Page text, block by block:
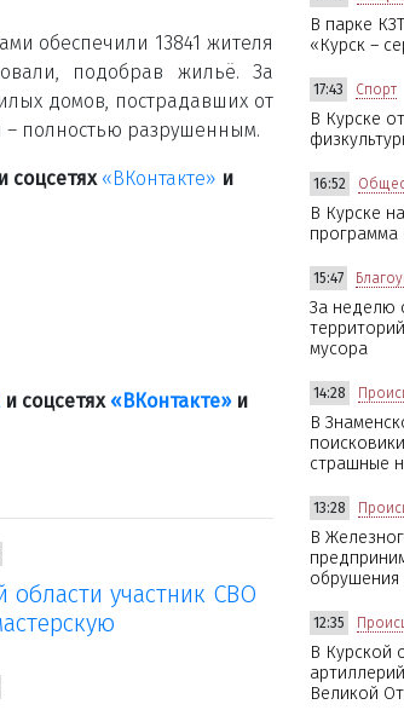
обеспечили 13841 жителя
подобрав жильё. За
домов, пострадавших от
полностью разрушенным.
и соцсетях «ВКонтакте» и
и соцсетях «ВКонтакте»и
области участник СВО
В парке
«Курск –
17:43 Спорт
В Курске
16:52
В Курске
15:47
За неделю
мусора
14:28
В
страшные
13:28
В
обрушения
12:35
В Курской
Великой